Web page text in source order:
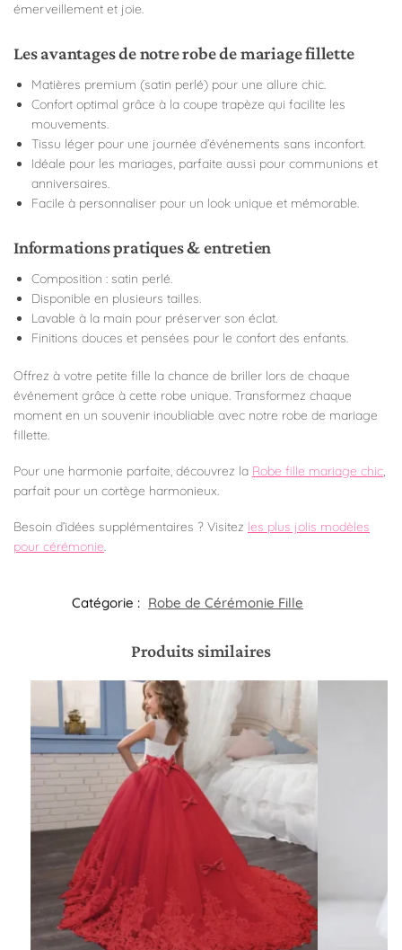
émerveillement et joie.
Les avantages de notre robe de mariage fillette
Matières premium (satin perlé) pour une allure chic.
Confort optimal grâce à la coupe trapèze qui facilite les
mouvements.
Tissu léger pour une journée d’événements sans inconfort.
Idéale pour les mariages, parfaite aussi pour communions et
anniversaires.
Facile à personnaliser pour un look unique et mémorable.
Informations pratiques & entretien
Composition : satin perlé.
Disponible en plusieurs tailles.
Lavable à la main pour préserver son éclat.
Finitions douces et pensées pour le confort des enfants.
Offrez à votre petite fille la chance de briller lors de chaque
événement grâce à cette robe unique. Transformez chaque
moment en un souvenir inoubliable avec notre robe de mariage
fillette.
Pour une harmonie parfaite, découvrez la Robe fille mariage chic,
parfait pour un cortège harmonieux.
Besoin d’idées supplémentaires ? Visitez les plus jolis modèles
pour cérémonie.
Catégorie : Robe de Cérémonie Fille​
Produits similaires